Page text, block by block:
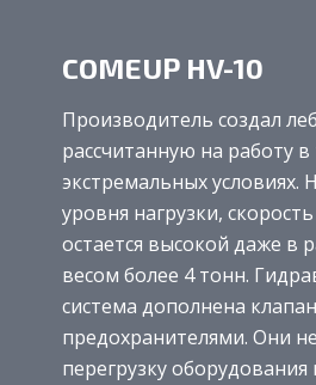
COMEUP HV-10
Производитель создал
рассчитанную на работу
экстремальных условиях.
уровня нагрузки,
остается высокой даже в
весом более 4 тонн.
система дополнена
предохранителями. Они
перегрузку